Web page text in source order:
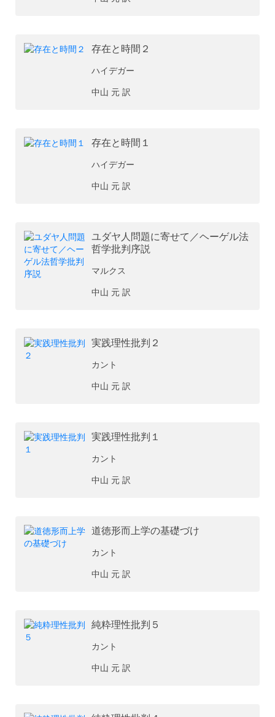
存在と時間２
ハイデガー
中山 元 訳
存在と時間１
ハイデガー
中山 元 訳
ユダヤ人問題に寄せて／ヘーゲル法
哲学批判序説
マルクス
中山 元 訳
実践理性批判２
カント
中山 元 訳
実践理性批判１
カント
中山 元 訳
道徳形而上学の基礎づけ
カント
中山 元 訳
純粋理性批判５
カント
中山 元 訳